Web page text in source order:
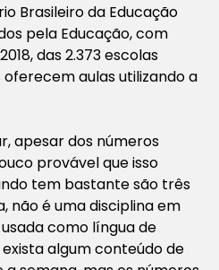
Brasileiro da Educação
pela Educação, com
das 2.373 escolas
oferecem aulas utilizando a
apesar dos números
provável que isso
tem bastante são três
não é uma disciplina em
como língua de
algum conteúdo de